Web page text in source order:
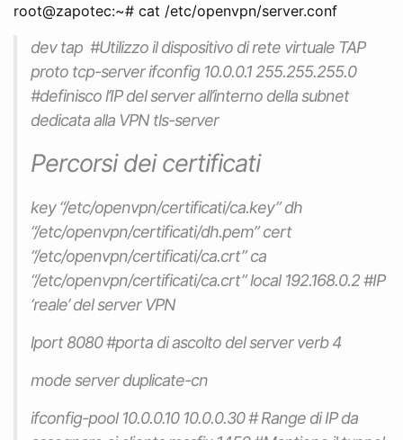
root@zapotec:~# cat /etc/openvpn/server.conf
dev tap #Utilizzo il dispositivo di rete virtuale TAP
proto tcp-server ifconfig 10.0.0.1 255.255.255.0
#definisco l’IP del server all’interno della subnet
dedicata alla VPN tls-server
Percorsi dei certificati
key “/etc/openvpn/certificati/ca.key” dh
“/etc/openvpn/certificati/dh.pem” cert
“/etc/openvpn/certificati/ca.crt” ca
“/etc/openvpn/certificati/ca.crt” local 192.168.0.2 #IP
‘reale’ del server VPN
lport 8080 #porta di ascolto del server verb 4
mode server duplicate-cn
ifconfig-pool 10.0.0.10 10.0.0.30 # Range di IP da